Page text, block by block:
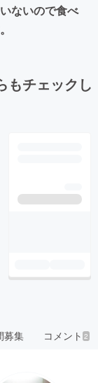
ないので食べ
もチェックし
募集 コメント2